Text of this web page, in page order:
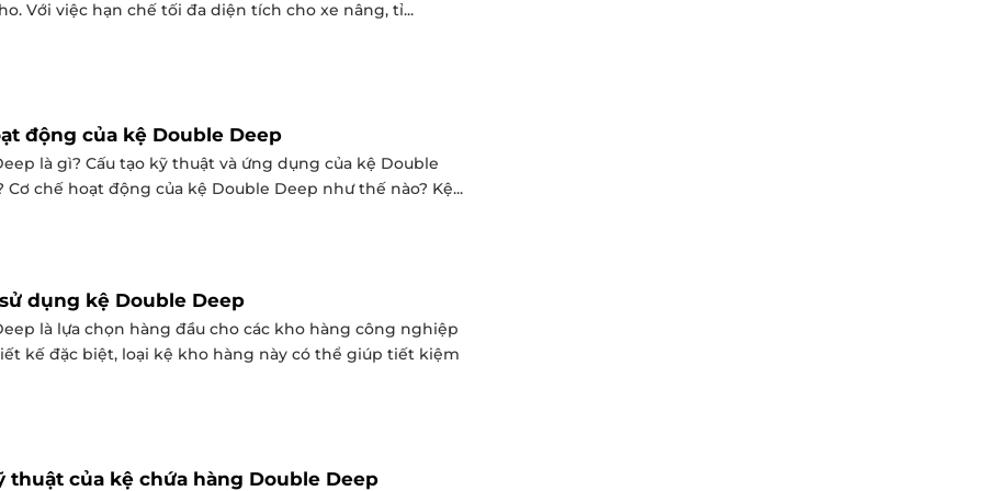
Với việc hạn chế tối đa diện tích cho xe nâng, tỉ...
động của kệ Double Deep
là gì? Cấu tạo kỹ thuật và ứng dụng của kệ Double
Cơ chế hoạt động của kệ Double Deep như thế nào? Kệ...
dụng kệ Double Deep
là lựa chọn hàng đầu cho các kho hàng công nghiệp
kế đặc biệt, loại kệ kho hàng này có thể giúp tiết kiệm
thuật của kệ chứa hàng Double Deep